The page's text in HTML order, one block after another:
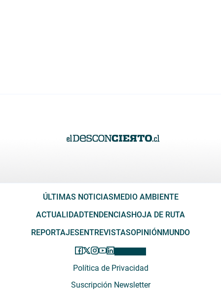
ÚLTIMAS NOTICIAS MEDIO AMBIENTE
ACTUALIDADTENDENCIAS HOJA DE RUTA
REPORTAJES ENTREVISTASOPINIÓN MUNDO
Política de Privacidad
Suscripción Newsletter